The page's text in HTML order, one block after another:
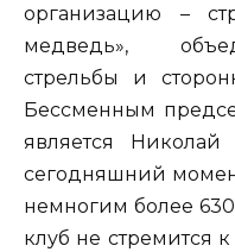
организацию –
медведь»,
стрельбы и
Бессменным
является
сегодняшний
немногим более
клуб не стремится